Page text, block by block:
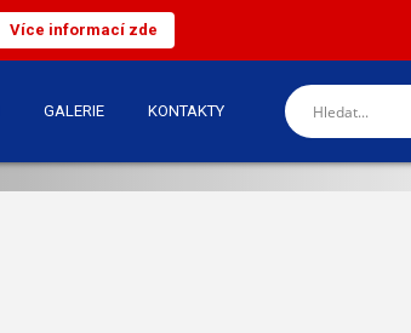
Více informací zde
GALERIE KONTAKTY